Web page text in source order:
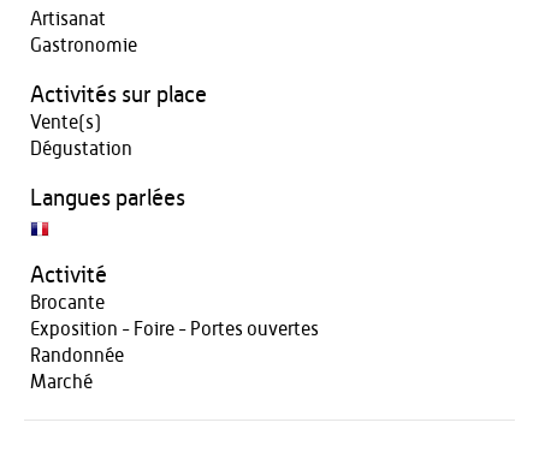
Artisanat
Gastronomie
Activités sur place
Vente(s)
Dégustation
Langues parlées
Activité
Brocante
Exposition - Foire - Portes ouvertes
Randonnée
Marché